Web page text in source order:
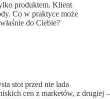
produktem. Klient
Co w praktyce może
do Ciebie?
stoi przed nie lada
cen z marketów, z drugiej –